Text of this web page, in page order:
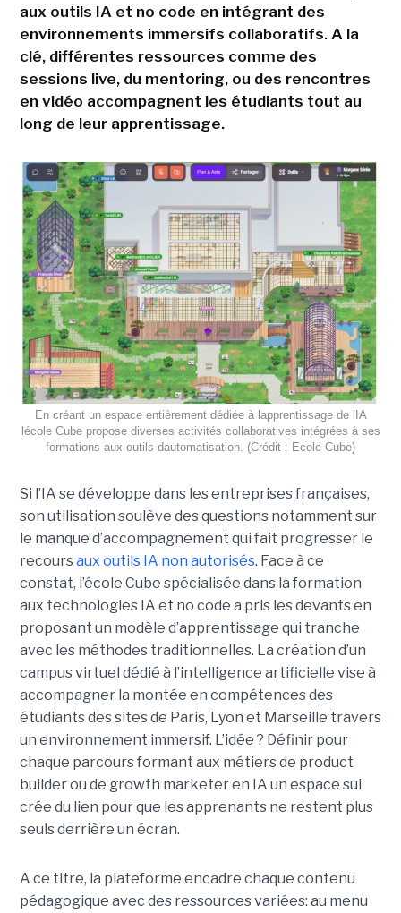
aux outils IA et no code en intégrant des
environnements immersifs collaboratifs. A la
clé, différentes ressources comme des
sessions live, du mentoring, ou des rencontres
en vidéo accompagnent les étudiants tout au
long de leur apprentissage.
En créant un espace entièrement dédiée à lapprentissage de lIA
lécole Cube propose diverses activités collaboratives intégrées à ses
formations aux outils dautomatisation. (Crédit : Ecole Cube)
Si l’IA se développe dans les entreprises françaises,
son utilisation soulève des questions notamment sur
le manque d’accompagnement qui fait progresser le
recoursaux outils IA non autorisés. Face à ce
constat, l’école Cube spécialisée dans la formation
aux technologies IA et no code a pris les devants en
proposant un modèle d’apprentissage qui tranche
avec les méthodes traditionnelles. La création d’un
campus virtuel dédié à l’intelligence artificielle vise à
accompagner la montée en compétences des
étudiants des sites de Paris, Lyon et Marseille travers
un environnement immersif. L’idée ? Définir pour
chaque parcours formant aux métiers de product
builder ou de growth marketer en IA un espace sui
crée du lien pour que les apprenants ne restent plus
seuls derrière un écran.
A ce titre, la plateforme encadre chaque contenu
pédagogique avec des ressources variées: au menu